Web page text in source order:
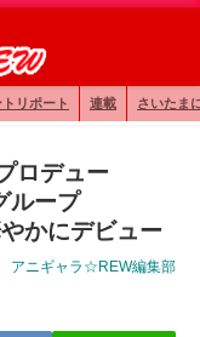
リポート 連載 さいたま
ロデュー
ループ
かにデビュー
アニギャラ☆REW編集部